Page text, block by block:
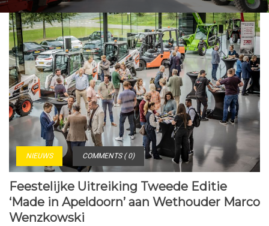
NIEUWS COMMENTS ( 0)
Feestelijke Uitreiking Tweede Editie
‘Made in Apeldoorn’ aan Wethouder Marco
Wenzkowski